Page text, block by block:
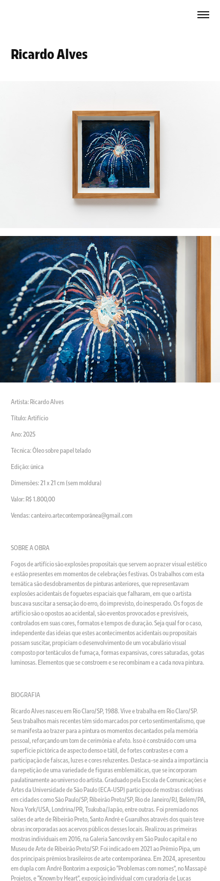
Ricardo Alves
Artista: Ricardo Alves
Título: Artifício
Ano: 2025
Técnica: Óleo sobre papel telado
Edição: única
Dimensões: 21 x 21 cm (sem moldura)
Valor: R$ 1.800,00
Vendas: canteiro.artecontemporânea@gmail.com
SOBRE A OBRA
Fogos de artifício são explosões propositais que servem ao prazer visual estético
e estão presentes em momentos de celebrações festivas. Os trabalhos com esta
temática são desdobramentos de pinturas anteriores, que representavam
explosões acidentais de foguetes espaciais que falharam, em que o artista
buscava suscitar a sensação do erro, do imprevisto, do inesperado. Os fogos de
artifício são o opostos ao acidental, são eventos provocados e previsíveis,
controlados em suas cores, formatos e tempos de duração. Seja qual for o caso,
independente das ideias que estes acontecimentos acidentais ou propositais
possam suscitar, propiciam o desenvolvimento de um vocabulário visual
composto por tentáculos de fumaça, formas expansivas, cores saturadas, gotas
luminosas. Elementos que se constroem e se recombinam e a cada nova pintura.
BIOGRAFIA
Ricardo Alves nasceu em Rio Claro/SP, 1988. Vive e trabalha em Rio Claro/SP.
Seus trabalhos mais recentes têm sido marcados por certo sentimentalismo, que
se manifesta ao trazer para a pintura os momentos decantados pela memória
pessoal, reforçando um tom de cerimônia e afeto. Isso é construído com uma
superfície pictórica de aspecto denso e tátil, de fortes contrastes e com a
participação de faíscas, luzes e cores reluzentes. Destaca-se ainda a importância
da repetição de uma variedade de figuras emblemáticas, que se incorporam
paulatinamente ao universo do artista. Graduado pela Escola de Comunicações e
Artes da Universidade de São Paulo (ECA-USP) participou de mostras coletivas
em cidades como São Paulo/SP, Ribeirão Preto/SP, Rio de Janeiro/RJ, Belém/PA,
Nova York/USA, Londrina/PR, Tsukuba/Japão, entre outras. Foi premiado nos
salões de arte de Ribeirão Preto, Santo André e Guarulhos através dos quais teve
obras incorporadas aos acervos públicos desses locais. Realizou as primeiras
mostras individuais em 2016, na Galeria Sancovsky em São Paulo capital e no
Museu de Arte de Ribeirão Preto/SP. Foi indicado em 2021 ao Prêmio Pipa, um
dos principais prêmios brasileiros de arte contemporânea. Em 2024, apresentou
em dupla com André Bontorim a exposição “Problemas com nomes”, no Massapê
Projetos, e “Known by Heart”, exposição individual com curadoria de Lucas